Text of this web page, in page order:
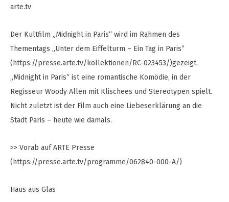
arte.tv
Der Kultfilm „Midnight in Paris“ wird im Rahmen des
Thementags „Unter dem Eiffelturm – Ein Tag in Paris“
(https://presse.arte.tv/kollektionen/RC-023453/)gezeigt.
„Midnight in Paris“ ist eine romantische Komödie, in der
Regisseur Woody Allen mit Klischees und Stereotypen spielt.
Nicht zuletzt ist der Film auch eine Liebeserklärung an die
Stadt Paris – heute wie damals.
>> Vorab auf ARTE Presse
(https://presse.arte.tv/programme/062840-000-A/)
Haus aus Glas